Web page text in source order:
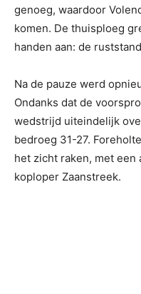
genoeg, waardoor
komen. De thuisploeg
handen aan: de
Na de pauze werd
Ondanks dat de
wedstrijd uiteindelijk
bedroeg 31-27.
het zicht raken, met een
koploper Zaanstreek.